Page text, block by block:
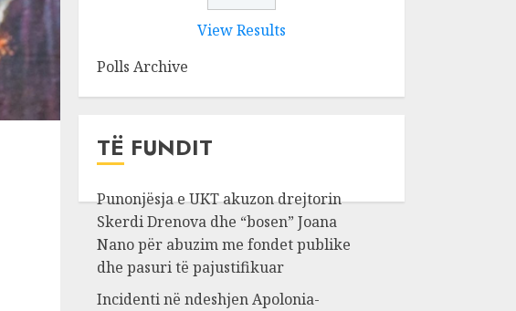
View Results
Polls Archive
TË FUNDIT
Punonjësja e UKT akuzon drejtorin
Skerdi Drenova dhe “bosen” Joana
Nano për abuzim me fondet publike
dhe pasuri të pajustifikuar
Incidenti në ndeshjen Apolonia-